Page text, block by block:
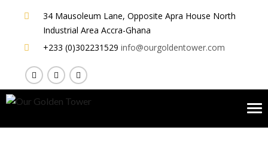
34 Mausoleum Lane, Opposite Apra House North
Industrial Area Accra-Ghana
+233 (0)302231529 info@ourgoldentower.com